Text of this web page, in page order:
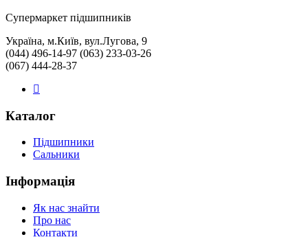
Cупермаркет підшипників
Україна, м.Київ, вул.Лугова, 9
(044) 496-14-97 (063) 233-03-26
(067) 444-28-37
Каталог
Підшипники
Сальники
Інформація
Як нас знайти
Про нас
Контакти